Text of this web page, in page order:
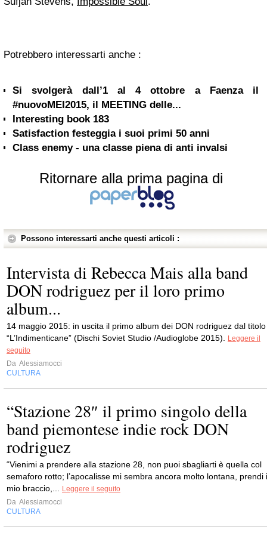
Potrebbero interessarti anche :
Si svolgerà dall’1 al 4 ottobre a Faenza il
#nuovoMEI2015, il MEETING delle...
Interesting book 183
Satisfaction festeggia i suoi primi 50 anni
Class enemy - una classe piena di anti invalsi
Ritornare alla prima pagina di
Possono interessarti anche questi articoli :
Intervista di Rebecca Mais alla band
DON rodriguez per il loro primo
album...
14 maggio 2015: in uscita il primo album dei DON rodriguez dal titolo
“L’Indimenticane” (Dischi Soviet Studio /Audioglobe 2015).
Leggere il
seguito
Da Alessiamocci
CULTURA
“Stazione 28″ il primo singolo della
band piemontese indie rock DON
rodriguez
“Vienimi a prendere alla stazione 28, non puoi sbagliarti è quella col
semaforo rotto; l’apocalisse mi sembra ancora molto lontana, prendi
mio braccio,...
Leggere il seguito
Da Alessiamocci
CULTURA